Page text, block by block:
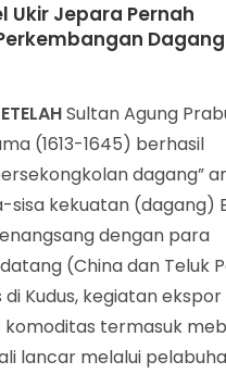
Ukir Jepara Pernah
Dagang
Sultan Agung
(1613-1645) berhasil
dagang”
sisa kekuatan (dagang)
dengan para
(China dan Teluk
Kudus, kegiatan ekspor
komoditas termasuk
lancar melalui